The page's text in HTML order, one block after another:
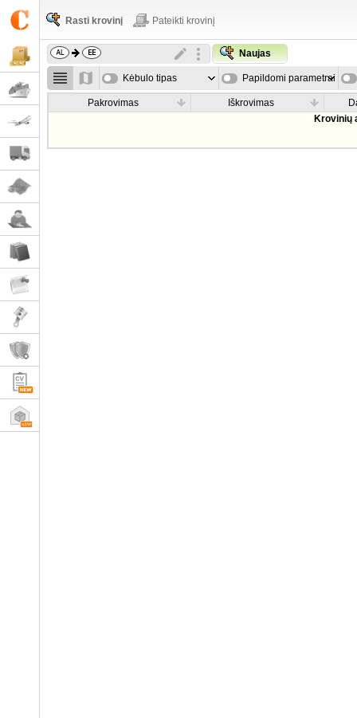
Rasti krovinį Pateikti krovinį
Naujas
Kėbulo tipas Papildomi parametrai
Pakrovimas Iškrovimas
Krovinių